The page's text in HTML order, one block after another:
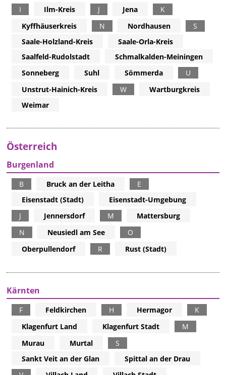
I
Ilm-Kreis J Jena
K
Kyffhäuserkreis
N Nordhausen
S
Saale-Holzland-Kreis
Saale-Orla-Kreis
Saalfeld-Rudolstadt
Schmalkalden-Meiningen
Sonneberg
Suhl Sömmerda
U
Unstrut-Hainich-Kreis
W
Wartburgkreis
Weimar
Österreich
Burgenland
B Bruck an der Leitha
E
Eisenstadt (Stadt)
Eisenstadt-Umgebung
J
Jennersdorf M
Mattersburg
N
Neusiedl am See
O
Oberpullendorf
R Rust (Stadt)
Kärnten
F Feldkirchen H Hermagor
K
Klagenfurt Land
Klagenfurt Stadt
M
Murau
Murtal
S
Sankt Veit an der Glan
Spittal an der Drau